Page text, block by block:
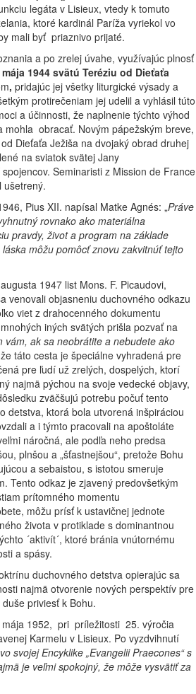
legáta v Lisieux, vtedy k tomuto
ktoré kardinál Paríža vyriekol vo
mali byť priaznivo prijaté.
a po zrelej úvahe, využívajúc plnosť
mája 1944 svätú Teréziu od Dieťaťa
, pridajúc jej všetky liturgické výsady a
protirečeniam jej udelil a vyhlásil túto
a účinnosti, že naplnenie týchto výhod
mohla obracať. Novým pápežským breve,
Dieťaťa Ježiša na dvojaký obrad druhej
na sviatok svätej Jany
Seminaristi z Mission de France
ušetrený.
Pius XII. napísal Matke Agnés: „Práve
rovnako ako materiálna
pravdy, život a program na základe
môžu pomôcť znovu zakvitnúť tejto
1947 list Mons. F. Picaudovi,
venovali objasneniu duchovného odkazu
viet z drahocenného dokumentu
iných svätých prišla pozvať na
vám, ak sa neobrátite a nebudete ako
táto cesta je špeciálne vyhradená pre
pre ľudí už zrelých, dospelých, ktorí
najmä pýchou na svoje vedecké objavy,
zväčšujú potrebu počuť tento
detstva, ktorá bola utvorená inšpiráciou
a i týmto pracovali na apoštoláte
náročná, ale podľa neho predsa
plnšou a „šťastnejšou“, pretože Bohu
a sebaistou, s istotou smeruje
Tento odkaz je zjavený predovšetkým
prítomného momentu
môžu prísť k ustavičnej jednote
života v protiklade s dominantnou
´aktivít´, ktoré bránia vnútornému
a spásy.
duchovného detstva opierajúc sa
najmä otvorenie nových perspektív pre
priviesť k Bohu.
mája 1952, pri príležitosti 25. výročia
Karmelu v Lisieux. Po vyzdvihnutí
svojej Encyklike „Evangelii Praecones“ s
je veľmi spokojný, že môže vysvätiť za